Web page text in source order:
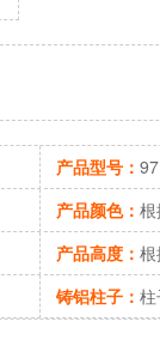
产品型号：
产品颜色：
产品高度：
铸铝柱子：